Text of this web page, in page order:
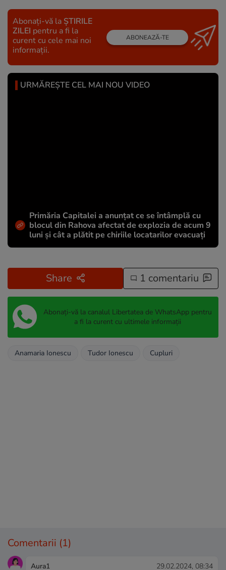
Abonați-vă la ȘTIRILE
ZILEI pentru a fi la
curent cu cele mai noi
informații.
ABONEAZĂ-TE
URMĂREȘTE CEL MAI NOU VIDEO
Primăria Capitalei a anunțat ce se întâmplă cu
blocul din Rahova afectat de explozia de acum 9
luni și cât a plătit pe chiriile locatarilor evacuați
Share 1 comentariu
Abonați-vă la canalul Libertatea de WhatsApp pentru
a fi la curent cu ultimele informații
Anamaria Ionescu Tudor Ionescu Cupluri
Comentarii (1)
Aura1 29.02.2024, 08:34